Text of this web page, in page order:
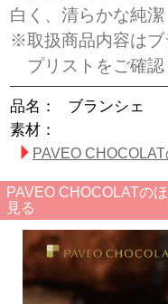
白く、清らかな純潔
※取扱商品内容はブ
プリストをご確
品名：
ブランシェ
素材：
PAVEO
PAVEO CHOCOLATの
見る